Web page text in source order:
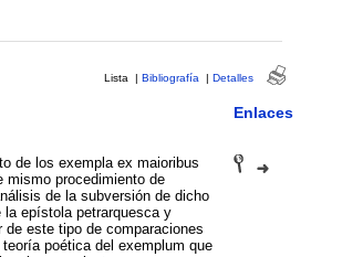
Lista | Bibliografía | Detalles
Enlaces
de los exempla ex maioribus
mismo procedimiento de
de la subversión de dicho
epístola petrarquesca y
este tipo de comparaciones
poética del exemplum que